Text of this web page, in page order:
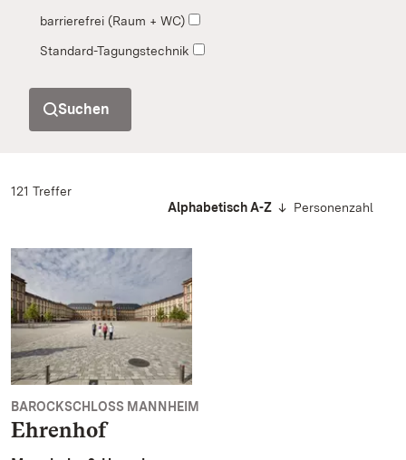
barrierefrei (Raum + WC)
Standard-Tagungstechnik
Suchen
121 Treffer
Alphabetisch A-Z
Personenzahl
BAROCKSCHLOSS MANNHEIM
Ehrenhof